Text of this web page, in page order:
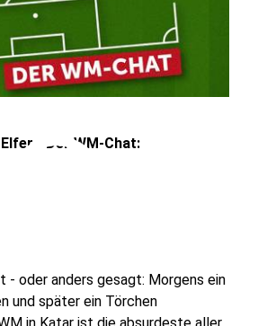
play_circle
- Der WM-Chat:
- oder anders gesagt: Morgens ein
und später ein Törchen
in Katar ist die absurdeste aller